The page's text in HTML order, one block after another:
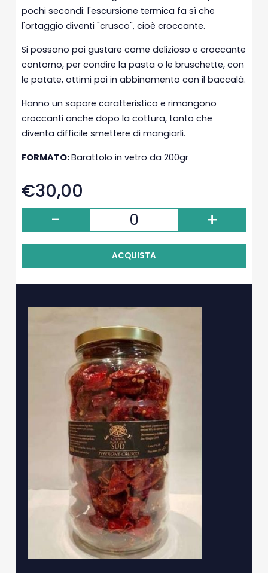
pochi secondi: l'escursione termica fa sì che
l'ortaggio diventi "crusco", cioè croccante.
Si possono poi gustare come delizioso e croccante
contorno, per condire la pasta o le bruschette, con
le patate, ottimi poi in abbinamento con il baccalà.
Hanno un sapore caratteristico e rimangono
croccanti anche dopo la cottura, tanto che
diventa difficile smettere di mangiarli.
FORMATO:Barattolo in vetro da 200gr
€30,00
- +
ACQUISTA